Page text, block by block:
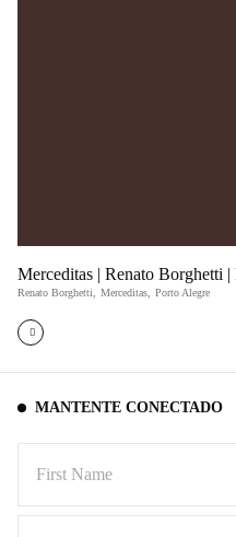
Merceditas | Renato Borghetti
Renato Borghetti Merceditas Porto Alegre
MANTENTE CONECTADO